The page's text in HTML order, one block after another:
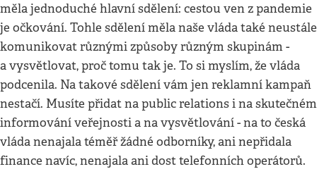
měla jednoduché hlavní sdělení: cestou ven z pandemie
je očkování. Tohle sdělení měla naše vláda také neustále
komunikovat různými způsoby různým skupinám -
a vysvětlovat, proč tomu tak je. To si myslím, že vláda
podcenila. Na takové sdělení vám jen reklamní kampaň
nestačí. Musíte přidat na public relations i na skutečném
informování veřejnosti a na vysvětlování - na to česká
vláda nenajala téměř žádné odborníky, ani nepřidala
finance navíc, nenajala ani dost telefonních operátorů.